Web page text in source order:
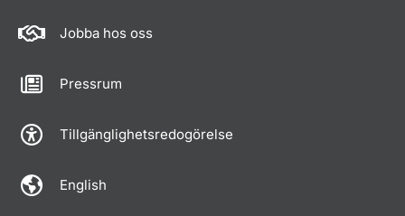
Jobba hos oss
Pressrum
Tillgänglighetsredogörelse
English